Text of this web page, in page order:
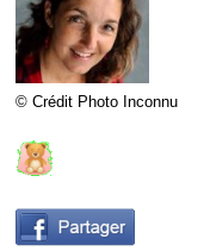
© Crédit Photo Inconnu